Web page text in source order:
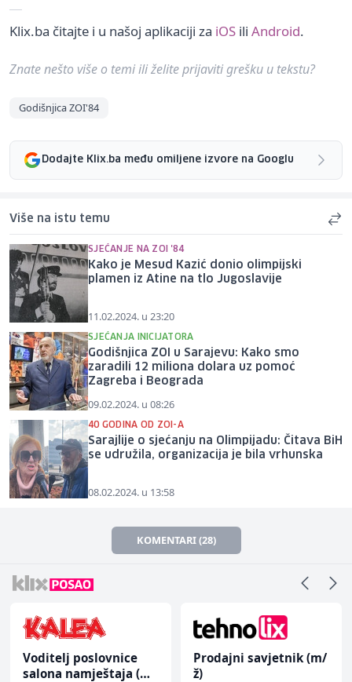
Klix.ba čitajte i u našoj aplikaciji za iOS ili Android.
Znate nešto više o temi ili želite prijaviti grešku u tekstu?
Godišnjica ZOI'84
Dodajte Klix.ba među omiljene izvore na Googlu
Više na istu temu
SJEĆANJE NA ZOI '84
Kako je Mesud Kazić donio olimpijski
plamen iz Atine na tlo Jugoslavije
11.02.2024. u 23:20
SJEĆANJA INICIJATORA
Godišnjica ZOI u Sarajevu: Kako smo
zaradili 12 miliona dolara uz pomoć
Zagreba i Beograda
09.02.2024. u 08:26
40 GODINA OD ZOI-A
Sarajlije o sjećanju na Olimpijadu: Čitava BiH
se udružila, organizacija je bila vrhunska
08.02.2024. u 13:58
KOMENTARI (28)
Voditelj poslovnice
salona namještaja (m/
Prodajni savjetnik (m/
ž)